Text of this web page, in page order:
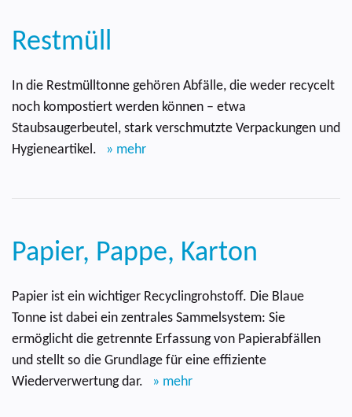
Restmüll
In die Restmülltonne gehören Abfälle, die weder recycelt
noch kompostiert werden können – etwa
Staubsaugerbeutel, stark verschmutzte Verpackungen und
Hygieneartikel.
» mehr
Papier, Pappe, Karton
Papier ist ein wichtiger Recyclingrohstoff. Die Blaue
Tonne ist dabei ein zentrales Sammelsystem: Sie
ermöglicht die getrennte Erfassung von Papierabfällen
und stellt so die Grundlage für eine effiziente
Wiederverwertung dar.
» mehr